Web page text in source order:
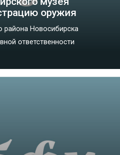
оружия
района Новосибирска
ответственности